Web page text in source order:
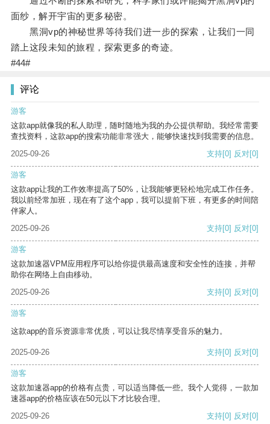
面纱，解开宇宙的更多秘密。
黑洞vp的神秘世界等待我们进一步的探索，让我们一同
踏上这段未知的旅程，探索更多的奇迹。
#44#
评论
游客
这款app就像我的私人助理，随时随地为我的办公提供帮助。我经常需要
查找资料，这款app的搜索功能非常强大，能够快速找到我需要的信息。
2025-09-26
支持[0] 反对[0]
游客
这款app让我的工作效率提高了50%，让我能够更轻松地完成工作任务。
我以前经常加班，现在有了这个app，我可以提前下班，有更多的时间陪
伴家人。
2025-09-26
支持[0] 反对[0]
游客
这款加速器VPM应用程序可以给你提供最高速度和安全性的连接，并帮
助你在网络上自由移动。
2025-09-26
支持[0] 反对[0]
游客
这款app的音乐资源非常优质，可以让我尽情享受音乐的魅力。
2025-09-26 支持[0] 反对[0]
游客
这款加速器app的价格有点贵，可以适当降低一些。我个人觉得，一款加
速器app的价格应该在50元以下才比较合理。
2025-09-26
支持[0] 反对[0]